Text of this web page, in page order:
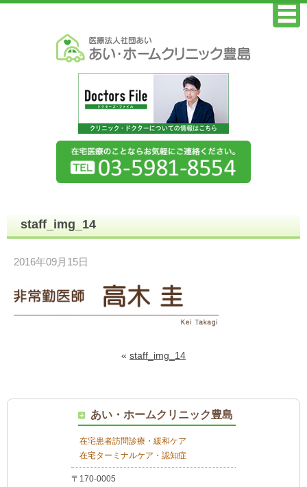
staff_img_14
2016年09月15日
« staff_img_14
あい・ホームクリニック豊島
在宅患者訪問診療・緩和ケア
在宅ターミナルケア・認知症
〒170-0005